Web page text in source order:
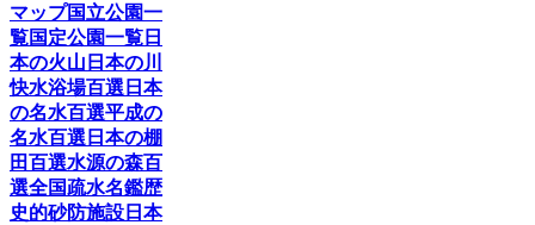
マップ国立公園一
覧国定公園一覧 日
本の火山 日本の川
快水浴場百選 日本
の名水百選平成の
名水百選 日本の棚
田百選水源の森百
選全国疏水名鑑歴
史的砂防施設 日本